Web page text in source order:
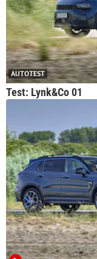
AUTOTEST
Test: Lynk&Co 01